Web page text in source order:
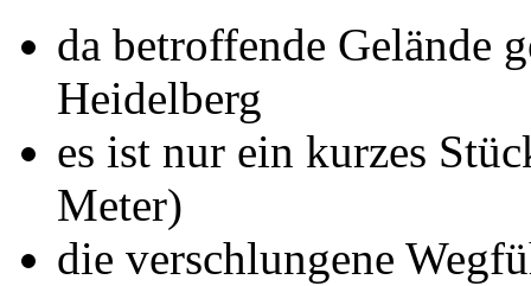
da betroffende Gelände
Heidelberg
es ist nur ein kurzes
Meter)
die verschlungene